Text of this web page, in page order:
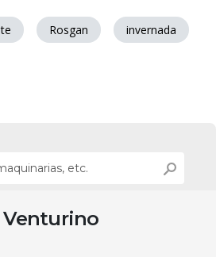
Rosgan invernada
Venturino